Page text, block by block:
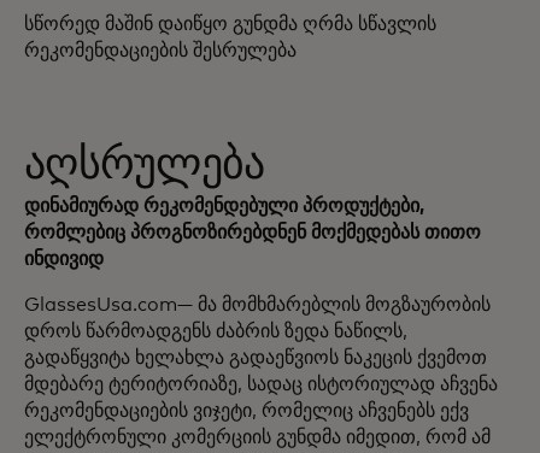
სწორედ მაშინ დაიწყო გუნდმა ღრმა სწავლის
რეკომენდაციების შესრულება
აღსრულება
დინამიურად რეკომენდებული პროდუქტები,
რომლებიც პროგნოზირებდნენ მოქმედებას თითო
ინდივიდ
GlassesUsa.com— მა მომხმარებლის მოგზაურობის
დროს წარმოადგენს ძაბრის ზედა ნაწილს,
გადაწყვიტა ხელახლა გადაეწვიოს ნაკეცის ქვემოთ
მდებარე ტერიტორიაზე, სადაც ისტორიულად აჩვენა
რეკომენდაციების ვიჯეტი, რომელიც აჩვენებს ექვ
ელექტრონული კომერციის გუნდმა იმედით, რომ ამ